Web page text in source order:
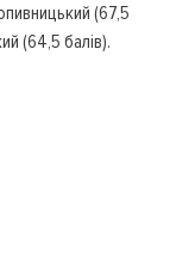
(67,5
(64,5 балів).